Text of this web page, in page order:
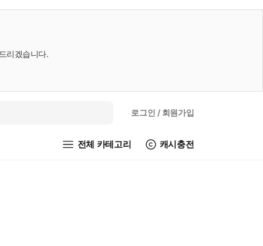
리겠습니다.
로그인 / 회원가입
전체 카테고리 캐시충전